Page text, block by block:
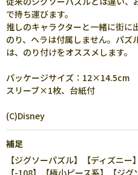
で持ち運びます。
推しのキャラクターと一緒に街に
のり、ヘラは付属しません。パズ
は、のり付けをオススメします。
パッケージサイズ：12×14.5cm
スリーブ×1枚、台紙付
(C)Disney
補足
【ジグソーパズル】【ディズニー
【-108】【極小ピース系】【ジ